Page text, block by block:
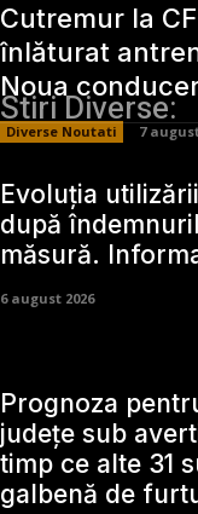
Stiri Diverse:
Cutremur la
înlăturat
Noua
Diverse Noutati 7
Evoluția
după
măsură.
6 august 2026
Prognoza
județe sub
timp ce alte 31
galbenă de